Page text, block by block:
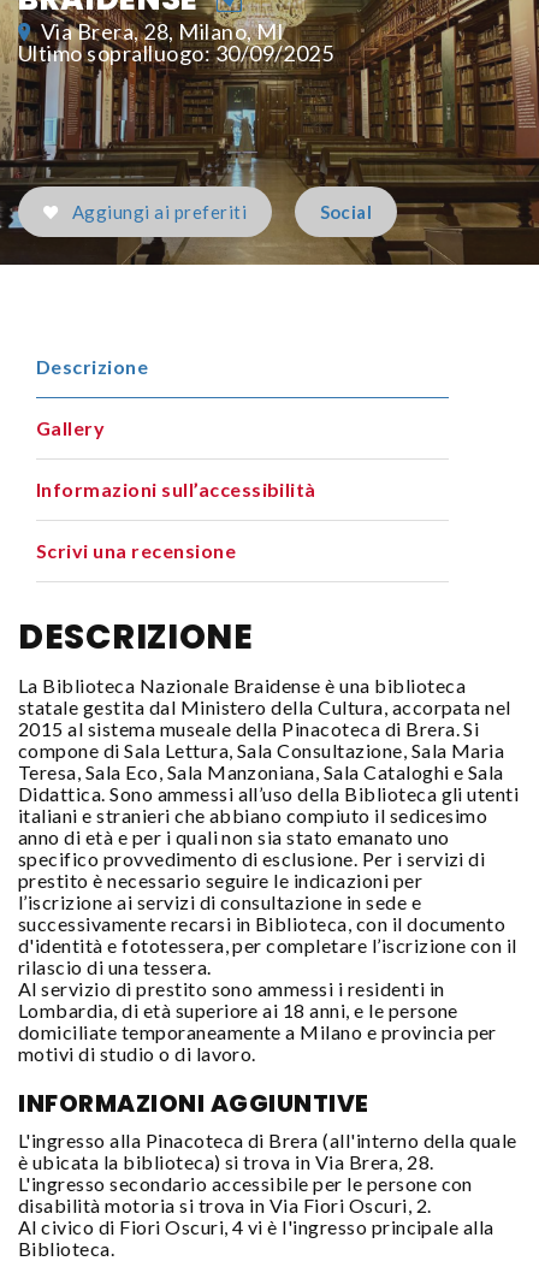
Via Brera, 28, Milano, MI
Ultimo sopralluogo: 30/09/2025
Aggiungi ai preferiti Social
Descrizione
Gallery
Informazioni sull’accessibilità
Scrivi una recensione
DESCRIZIONE
La Biblioteca Nazionale Braidense è una biblioteca
statale gestita dal Ministero della Cultura, accorpata nel
2015 al sistema museale della Pinacoteca di Brera. Si
compone di Sala Lettura, Sala Consultazione, Sala Maria
Teresa, Sala Eco, Sala Manzoniana, Sala Cataloghi e Sala
Didattica. Sono ammessi all’uso della Biblioteca gli utenti
italiani e stranieri che abbiano compiuto il sedicesimo
anno di età e per i quali non sia stato emanato uno
specifico provvedimento di esclusione. Per i servizi di
prestito è necessario seguire le indicazioni per
l’iscrizione ai servizi di consultazione in sede e
successivamente recarsi in Biblioteca, con il documento
d'identità e fototessera, per completare l’iscrizione con il
rilascio di una tessera.
Al servizio di prestito sono ammessi i residenti in
Lombardia, di età superiore ai 18 anni, e le persone
domiciliate temporaneamente a Milano e provincia per
motivi di studio o di lavoro.
INFORMAZIONI AGGIUNTIVE
L'ingresso alla Pinacoteca di Brera (all'interno della quale
è ubicata la biblioteca) si trova in Via Brera, 28.
L'ingresso secondario accessibile per le persone con
disabilità motoria si trova in Via Fiori Oscuri, 2.
Al civico di Fiori Oscuri, 4 vi è l'ingresso principale alla
Biblioteca.